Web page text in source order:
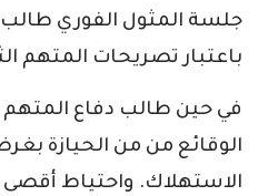
جلسة المثول الفوري طالب
باعتبار تصريحات المتهم
في حين طالب دفاع المتهم
الوقائع من من الحيازة
الاستهلاك. واحتياط